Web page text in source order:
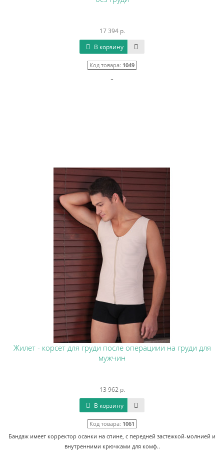
17 394 р.
В корзину
Код товара: 1049
..
Жилет - корсет для груди после операциии на груди для
мужчин
13 962 р.
В корзину
Код товара: 1061
Бандаж имеет корректор осанки на спине, с передней застежкой-молнией и
внутренними крючками для комф..